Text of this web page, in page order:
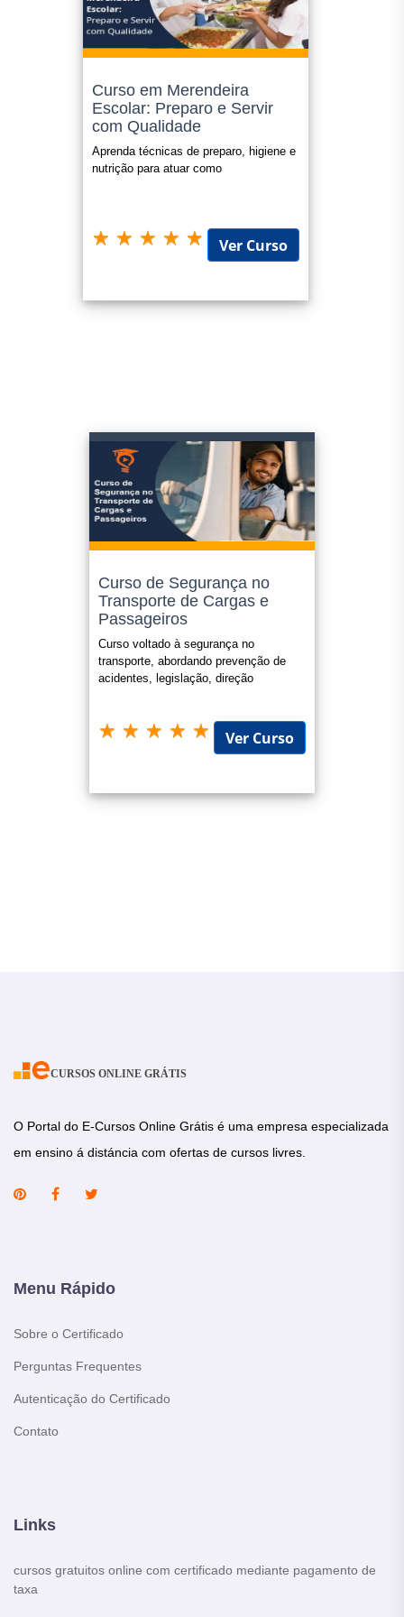
Curso em Merendeira
Escolar: Preparo e Servir
com Qualidade
Aprenda técnicas de preparo, higiene e
nutrição para atuar como
Ver Curso
Curso de Segurança no
Transporte de Cargas e
Passageiros
Curso voltado à segurança no
transporte, abordando prevenção de
acidentes, legislação, direção
Ver Curso
CURSOS ONLINE GRÁTIS
O Portal do E-Cursos Online Grátis é uma empresa especializada
em ensino á distáncia com ofertas de cursos livres.
Menu Rápido
Sobre o Certificado
Perguntas Frequentes
Autenticação do Certificado
Contato
Links
cursos gratuitos online com certificado mediante pagamento de
taxa